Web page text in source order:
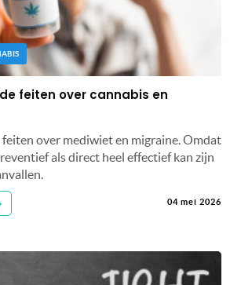
feiten over cannabis en
over mediwiet en migraine. Omdat
als direct heel effectief kan zijn
04 mei 2026